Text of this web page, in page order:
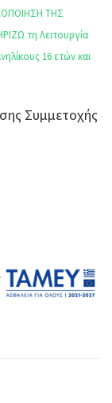
ΤΗΣ
τη Λειτουργία
16 ετών και
Συμμετοχής